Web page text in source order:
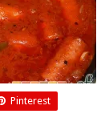
Pinterest